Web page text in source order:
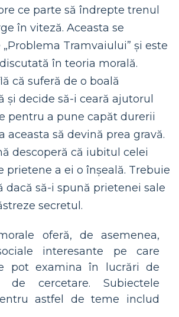
ce parte să îndrepte trenul
în viteză. Aceasta se
Tramvaiului” și este
în teoria morală.
că suferă de o boală
și decide să-i ceară ajutorul
pentru a pune capăt durerii
aceasta să devină prea gravă.
descoperă că iubitul celei
prietene a ei o înșeală. Trebuie
dacă să-i spună prietenei sale
secretul.
oferă, de asemenea,
interesante pe care
pot examina în lucrări de
cercetare. Subiectele
astfel de teme includ